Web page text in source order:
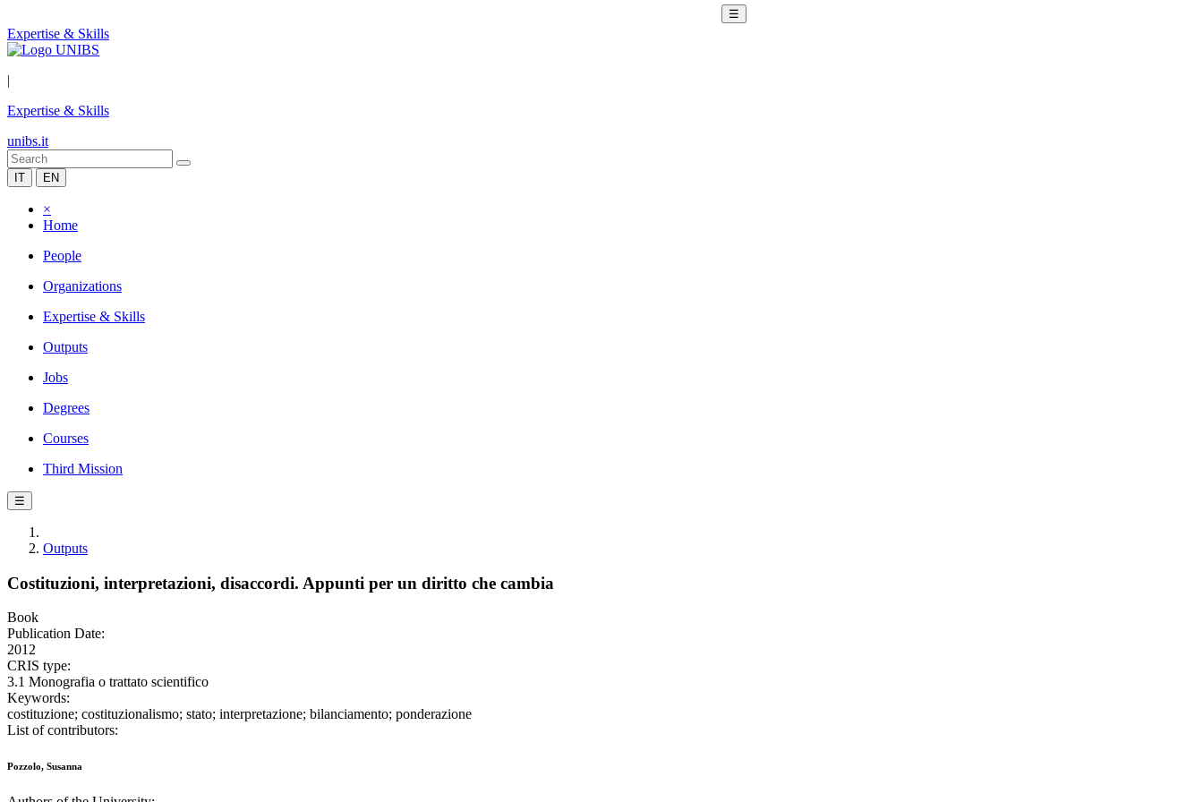
☰
Expertise & Skills
|
Expertise & Skills
unibs.it
IT EN
×
Home
People
Organizations
Expertise & Skills
Outputs
Jobs
Degrees
Courses
Third Mission
☰
Outputs
Costituzioni, interpretazioni, disaccordi. Appunti per un diritto che cambia
Book
Publication Date:
2012
CRIS type:
3.1 Monografia o trattato scientifico
Keywords:
costituzione; costituzionalismo; stato; interpretazione; bilanciamento; ponderazione
List of contributors:
Pozzolo, Susanna